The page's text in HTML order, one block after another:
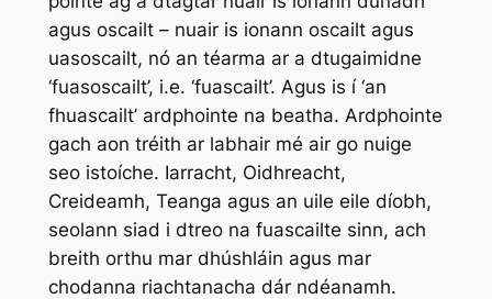
agus oscailt – nuair is ionann oscailt agus
uasoscailt, nó an téarma ar a dtugaimidne
‘fuasoscailt’, i.e. ‘fuascailt’. Agus is í ‘an
fhuascailt’ ardphointe na beatha. Ardphointe
gach aon tréith ar labhair mé air go nuige
seo istoíche. Iarracht, Oidhreacht,
Creideamh, Teanga agus an uile eile díobh,
seolann siad i dtreo na fuascailte sinn, ach
breith orthu mar dhúshláin agus mar
chodanna riachtanacha dár ndéanamh.